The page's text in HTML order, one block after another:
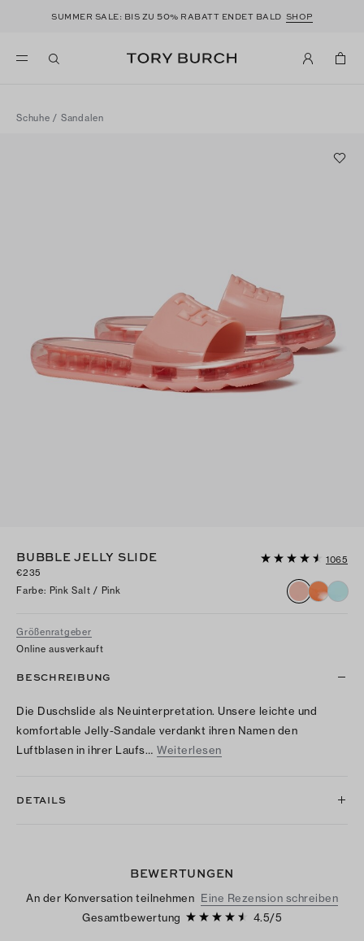
SUMMER SALE: BIS ZU50% RABATT ENDET BALD SHOP
Schuhe / Sandalen
BUBBLE JELLY SLIDE
1065
€235
Farbe: Pink Salt / Pink
Größenratgeber
Online ausverkauft
BESCHREIBUNG
Die Duschslide als Neuinterpretation. Unsere leichte und
komfortable Jelly-Sandale verdankt ihren Namen den
Luftblasen in ihrer Laufs… Weiterlesen
DETAILS
BEWERTUNGEN
An der Konversation teilnehmen Eine Rezension schreiben
Gesamtbewertung
4.5/5